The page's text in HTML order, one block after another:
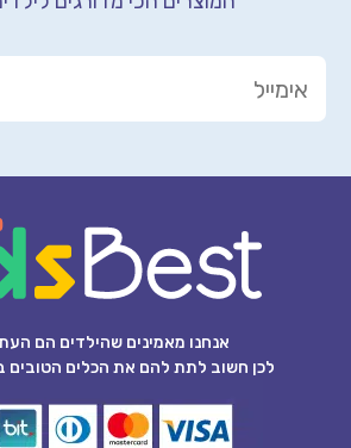
אנחנו מאמינים שהילדים הם
לכן חשוב לתת להם את הכלים הטובים